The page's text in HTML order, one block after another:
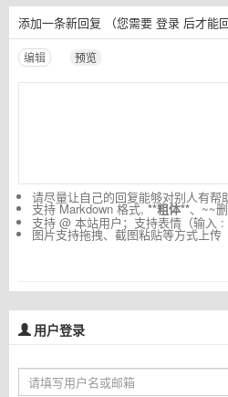
添加一条新回复 （您需要 登录 后才能
编辑 预览
请尽量让自己的回复能够对别人有帮
支持 Markdown 格式,**粗体**、~~
支持 @ 本站用户；支持表情（输入 :
图片支持拖拽、截图粘贴等方式上传
用户登录